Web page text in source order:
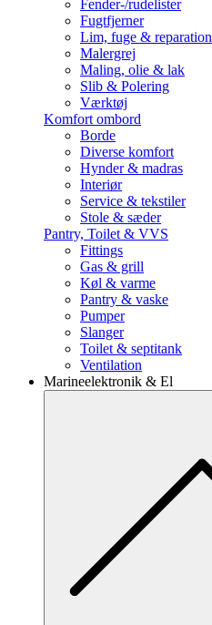
Fender-/rudelister
Fugtfjerner
Lim, fuge & reparation
Malergrej
Maling, olie & lak
Slib & Polering
Værktøj
Komfort ombord
Borde
Diverse komfort
Hynder & madras
Interiør
Service & tekstiler
Stole & sæder
Pantry, Toilet & VVS
Fittings
Gas & grill
Køl & varme
Pantry & vaske
Pumper
Slanger
Toilet & septitank
Ventilation
Marineelektronik & El